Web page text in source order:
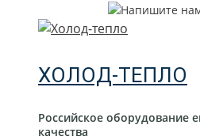
Напишите
ХОЛОД-ТЕПЛО
Российское оборудование
качества